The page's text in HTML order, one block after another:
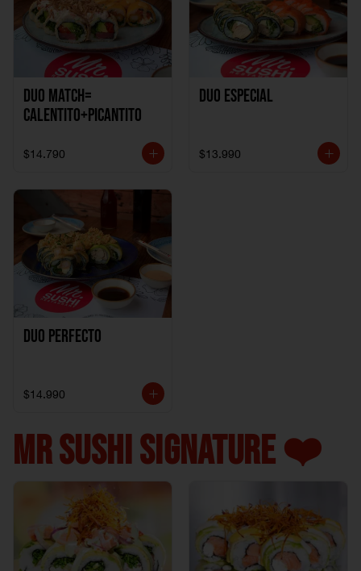
DUO MATCH=
CALENTITO+PICANTITO
$14.790
Duo especial
$13.990
Duo perfecto
$14.990
MR SUSHI SIGNATURE ❤️